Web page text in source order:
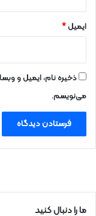
ایمیل*
ذخیره نام، ایمیل و
می‌نویسم.
ما را دنبال کنید